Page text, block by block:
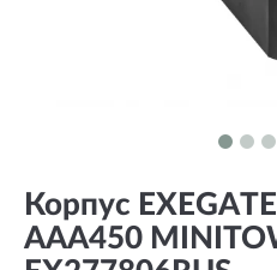
Корпус
AAA450